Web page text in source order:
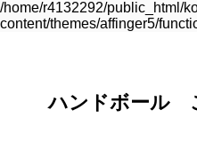
/home/r4132292/public_html/
content/themes/affinger5/
ハンドボール